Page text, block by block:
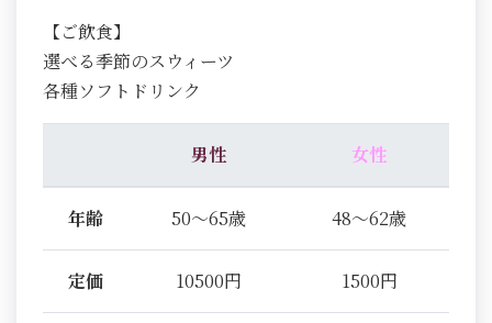
【ご飲食】
選べる季節のスウィーツ
各種ソフトドリンク
男性 女性
年齢 50～65歳 48～62歳
定価 10500円 1500円